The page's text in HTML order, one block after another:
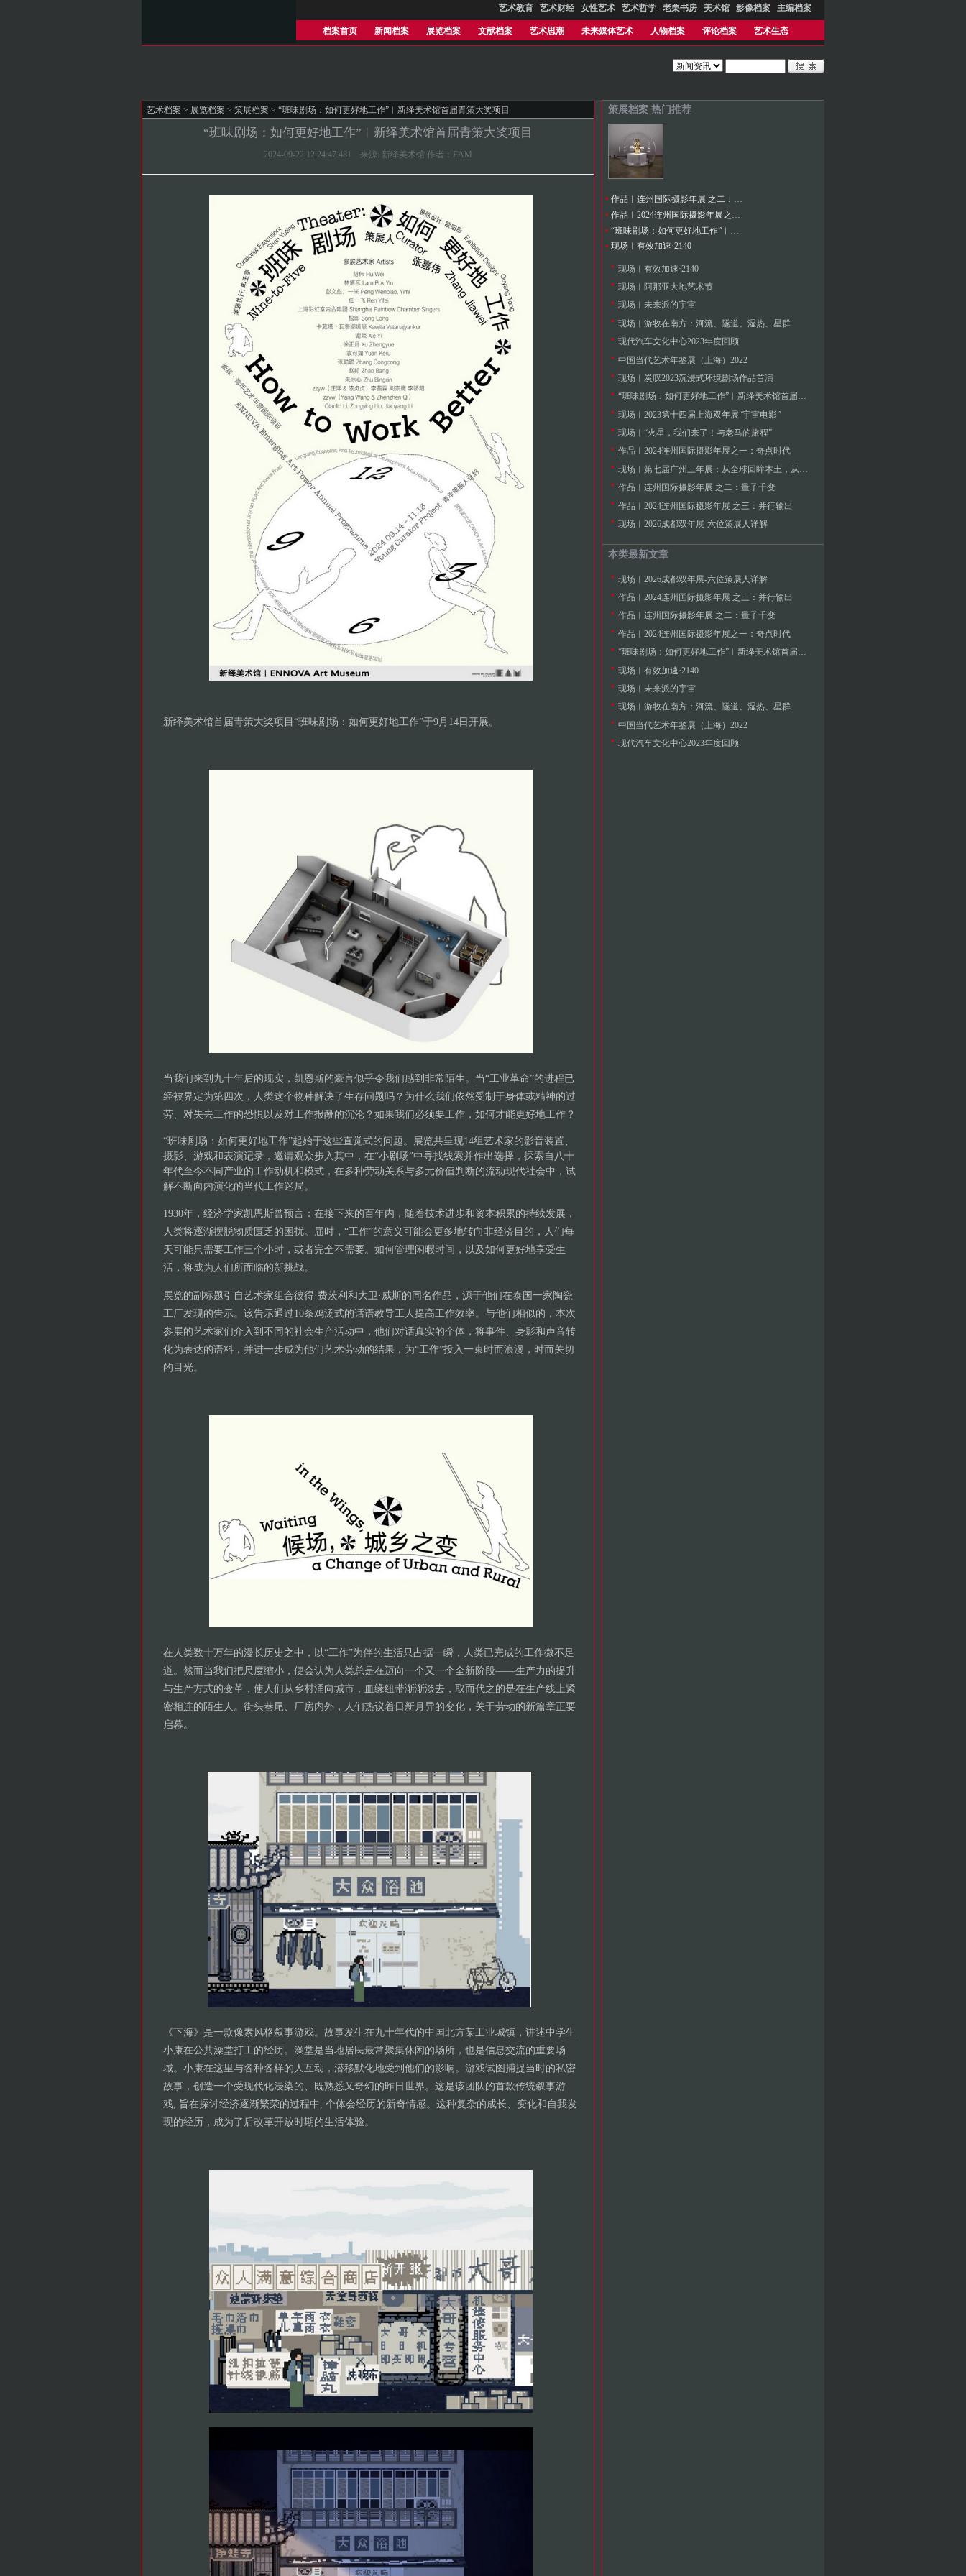
艺术教育 艺术财经 女性艺术 艺术哲学 老栗书房 美术馆 影像档案 主编档案
档案首页 新闻档案 展览档案 文献档案 艺术思潮 未来媒体艺术 人物档案 评论档案 艺术生态
艺术档案 > 展览档案 > 策展档案 > “班味剧场：如何更好地工作”︱新绎美术馆首届青策大奖项目
“班味剧场：如何更好地工作”︱新绎美术馆首届青策大奖项目
2024-09-22 12:24:47.481 来源: 新绎美术馆 作者：EAM
新绎美术馆首届青策大奖项目“班味剧场：如何更好地工作”于9月14日开展。
当我们来到九十年后的现实，凯恩斯的豪言似乎令我们感到非常陌生。当“工业革命”的进程已
经被界定为第四次，人类这个物种解决了生存问题吗？为什么我们依然受制于身体或精神的过
劳、对失去工作的恐惧以及对工作报酬的沉沦？如果我们必须要工作，如何才能更好地工作？
“班味剧场：如何更好地工作”起始于这些直觉式的问题。展览共呈现14组艺术家的影音装置、
摄影、游戏和表演记录，邀请观众步入其中，在“小剧场”中寻找线索并作出选择，探索自八十
年代至今不同产业的工作动机和模式，在多种劳动关系与多元价值判断的流动现代社会中，试
解不断向内演化的当代工作迷局。
1930年，经济学家凯恩斯曾预言：在接下来的百年内，随着技术进步和资本积累的持续发展，
人类将逐渐摆脱物质匮乏的困扰。届时，“工作”的意义可能会更多地转向非经济目的，人们每
天可能只需要工作三个小时，或者完全不需要。如何管理闲暇时间，以及如何更好地享受生
活，将成为人们所面临的新挑战。
展览的副标题引自艺术家组合彼得·费茨利和大卫·威斯的同名作品，源于他们在泰国一家陶瓷
工厂发现的告示。该告示通过10条鸡汤式的话语教导工人提高工作效率。与他们相似的，本次
参展的艺术家们介入到不同的社会生产活动中，他们对话真实的个体，将事件、身影和声音转
化为表达的语料，并进一步成为他们艺术劳动的结果，为“工作”投入一束时而浪漫，时而关切
的目光。
在人类数十万年的漫长历史之中，以“工作”为伴的生活只占据一瞬，人类已完成的工作微不足
道。然而当我们把尺度缩小，便会认为人类总是在迈向一个又一个全新阶段——生产力的提升
与生产方式的变革，使人们从乡村涌向城市，血缘纽带渐渐淡去，取而代之的是在生产线上紧
密相连的陌生人。街头巷尾、厂房内外，人们热议着日新月异的变化，关于劳动的新篇章正要
启幕。
《下海》是一款像素风格叙事游戏。故事发生在九十年代的中国北方某工业城镇，讲述中学生
小康在公共澡堂打工的经历。澡堂是当地居民最常聚集休闲的场所，也是信息交流的重要场
域。小康在这里与各种各样的人互动，潜移默化地受到他们的影响。游戏试图捕捉当时的私密
故事，创造一个受现代化浸染的、既熟悉又奇幻的昨日世界。这是该团队的首款传统叙事游
戏, 旨在探讨经济逐渐繁荣的过程中, 个体会经历的新奇情感。这种复杂的成长、变化和自我发
现的经历，成为了后改革开放时期的生活体验。
策展档案 热门推荐
作品︱连州国际摄影年展 之二：量子千变
现场︱有效加速·2140
现场︱有效加速·2140
现场︱阿那亚大地艺术节
现场︱未来派的宇宙
现场︱游牧在南方：河流、隧道、湿热、星群
现代汽车文化中心2023年度回顾
中国当代艺术年鉴展（上海）2022
现场︱炭叹2023沉浸式环境剧场作品首演
“班味剧场：如何更好地工作”︱新绎美术馆首届青策大奖项目
现场︱2023第十四届上海双年展“宇宙电影”
现场︱“火星，我们来了！与老马的旅程”
作品︱2024连州国际摄影年展之一：奇点时代
现场︱第七届广州三年展：从全球回眸本土，从历史展望未来
作品︱连州国际摄影年展 之二：量子千变
作品︱2024连州国际摄影年展 之三：并行输出
现场︱2026成都双年展-六位策展人详解
本类最新文章
现场︱2026成都双年展-六位策展人详解
作品︱2024连州国际摄影年展 之三：并行输出
作品︱连州国际摄影年展 之二：量子千变
作品︱2024连州国际摄影年展之一：奇点时代
“班味剧场：如何更好地工作”︱新绎美术馆首届青策大奖项目
现场︱有效加速·2140
现场︱未来派的宇宙
现场︱游牧在南方：河流、隧道、湿热、星群
中国当代艺术年鉴展（上海）2022
现代汽车文化中心2023年度回顾